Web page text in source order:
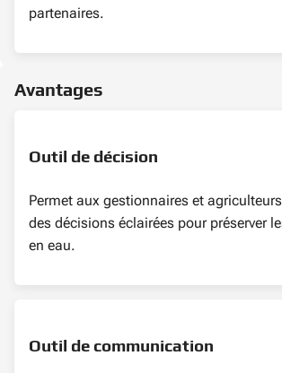
partenaires.
Avantages
Outil de décision
Permet aux gestionnaires et
des décisions éclairées pour préserver
en eau.
Outil de communication